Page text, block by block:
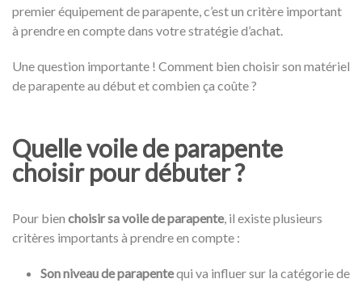
premier équipement de parapente, c’est un critère important
à prendre en compte dans votre stratégie d’achat.
Une question importante ! Comment bien choisir son matériel
de parapente au début et combien ça coûte ?
Quelle voile de parapente
choisir pour débuter ?
Pour bien choisir sa voile de parapente, il existe plusieurs
critères importants à prendre en compte :
Son niveau de parapentequi va influer sur la catégorie de